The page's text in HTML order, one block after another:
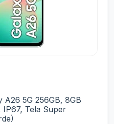
A26 5G 256GB, 8GB
IP67, Tela Super